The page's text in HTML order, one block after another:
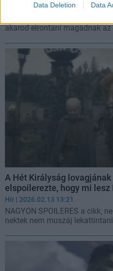
Data Deletion Data
| 2026.02.18 11:33
akarod elrontani magadnak az
A Hét Királyság
elspoilerezte, hogy mi lesz
Hír | 2026.02.13 13:21
NAGYON SPOILERES a cikk,
nektek nem muszáj